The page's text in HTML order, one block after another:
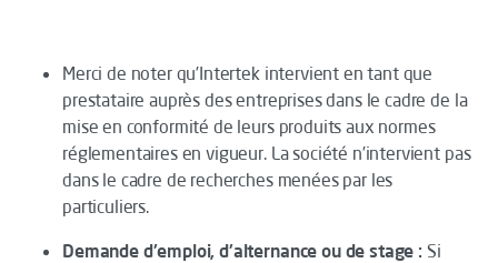
Merci de noter qu’Intertek intervient en tant que
prestataire auprès des entreprises dans le cadre de la
mise en conformité de leurs produits aux normes
réglementaires en vigueur. La société n’intervient pas
dans le cadre de recherches menées par les
particuliers.
Demande d'emploi, d'alternance ou de stage : Si